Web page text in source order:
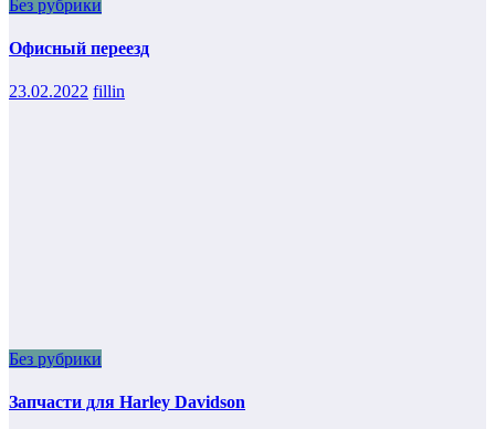
Без рубрики
Офисный переезд
23.02.2022 fillin
Без рубрики
Запчасти для Harley Davidson